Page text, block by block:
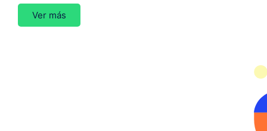
Ver más
Calendarios Vacunales de
2024